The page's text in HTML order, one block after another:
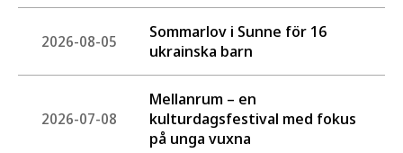
2026-08-05
Sommarlov i Sunne för 16
ukrainska barn
2026-07-08
Mellanrum – en
kulturdagsfestival med fokus
på unga vuxna